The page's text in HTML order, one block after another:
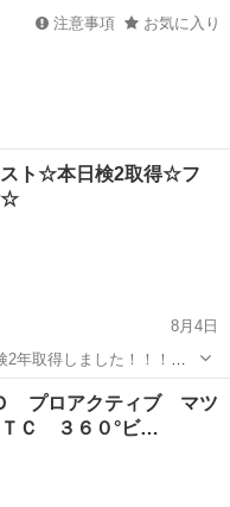
注意事項 お気に入り
ト☆本日検2取得☆フ
☆
8月4日
年取得しました！！！！
プロアクティブ マツ
Ｃ ３６０°ビ…